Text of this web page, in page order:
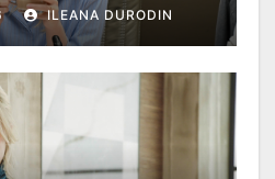
ILEANA DURODIN